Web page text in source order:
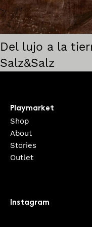
Del lujo a la
Salz&Salz
Playmarket
Shop
About
Stories
Outlet
Instagram